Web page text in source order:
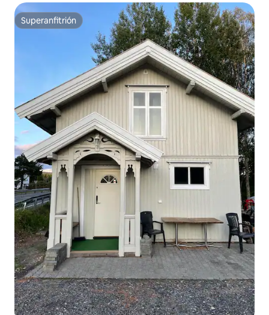
Superanfitrión
Superanfitrión